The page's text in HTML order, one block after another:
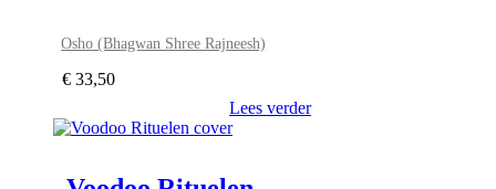
Osho (Bhagwan Shree Rajneesh)
€ 33,50
Lees verder